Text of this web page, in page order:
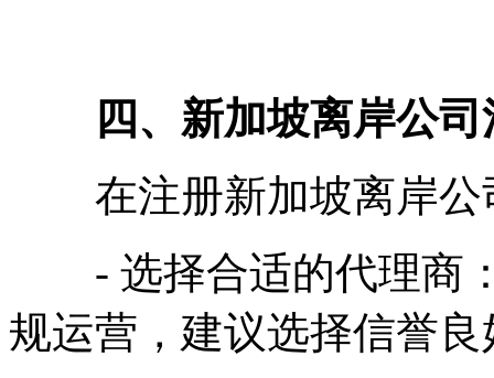
四、新加坡离岸公司
在注册新加坡离岸公
- 选择合适的代理商：
规运营，建议选择信誉